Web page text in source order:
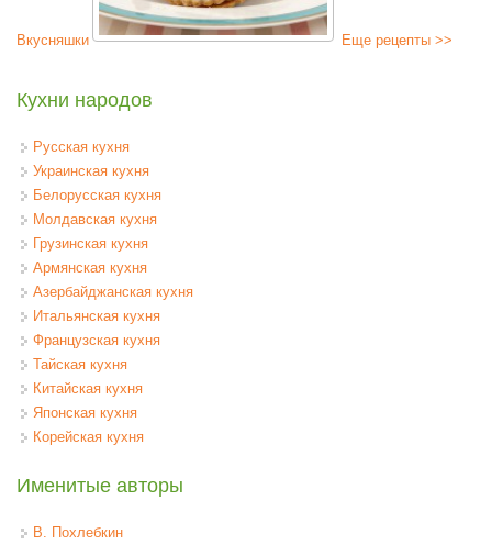
Вкусняшки Еще рецепты >>
Кухни народов
Русская кухня
Украинская кухня
Белорусская кухня
Молдавская кухня
Грузинская кухня
Армянская кухня
Азербайджанская кухня
Итальянская кухня
Французская кухня
Тайская кухня
Китайская кухня
Японская кухня
Корейская кухня
Именитые авторы
В. Похлебкин